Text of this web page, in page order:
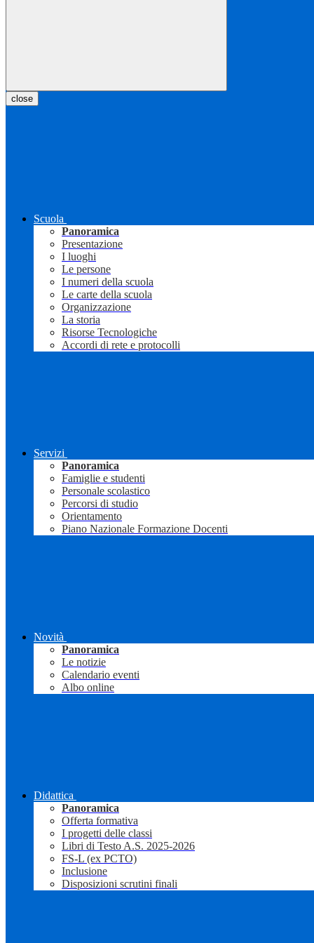
close
Scuola
Panoramica
Presentazione
I luoghi
Le persone
I numeri della scuola
Le carte della scuola
Organizzazione
La storia
Risorse Tecnologiche
Accordi di rete e protocolli
Servizi
Panoramica
Famiglie e studenti
Personale scolastico
Percorsi di studio
Orientamento
Piano Nazionale Formazione Docenti
Novità
Panoramica
Le notizie
Calendario eventi
Albo online
Didattica
Panoramica
Offerta formativa
I progetti delle classi
Libri di Testo A.S. 2025-2026
FS-L (ex PCTO)
Inclusione
Disposizioni scrutini finali